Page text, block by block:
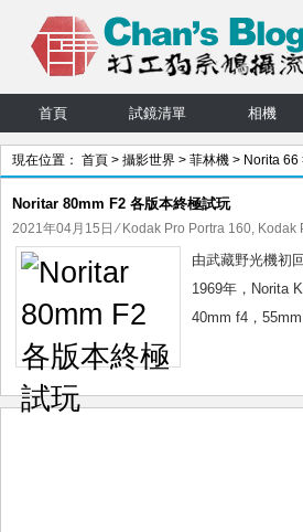
首頁 試鏡清單 相機
現在位置： 首頁 > 攝影世界 > 菲林機 > Norita 66
Noritar 80mm F2 各版本終極試玩
2021年04月15日 ⁄ Kodak Pro Portra 160, Kodak
由武藏野光機初
1969年，Norita
40mm f4，